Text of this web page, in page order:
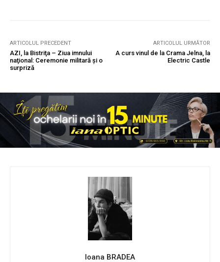
ARTICOLUL PRECEDENT
AZI, la Bistriţa – Ziua imnului
naţional: Ceremonie militară şi o
surpriză
ARTICOLUL URMĂTOR
A curs vinul de la Crama Jelna, la
Electric Castle
Ioana BRADEA